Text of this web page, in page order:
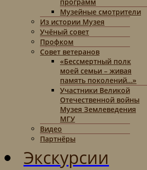
Музейные смотрители
Из истории Музея
Учёный совет
Профком
Совет ветеранов
«Бессмертный полк
моей семьи – живая
память поколений…»
Участники Великой
Отечественной войны
Музея Землеведения
МГУ
Видео
Партнёры
Экскурсии